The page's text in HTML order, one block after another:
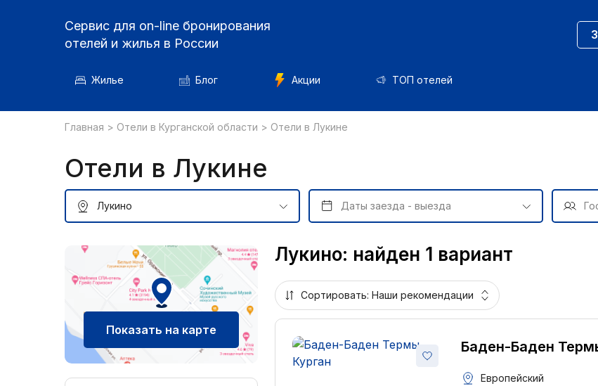
Сервис для on-line бронирования
отелей и жилья в России
Жилье Блог Акции ТОП отелей
Главная > Отели в Курганской области > Отели в Лукине
Отели в Лукине
Лукино: найден 1 вариант
Сортировать: Наши рекомендации
Баден-Баден
Европейский
Показать на карте